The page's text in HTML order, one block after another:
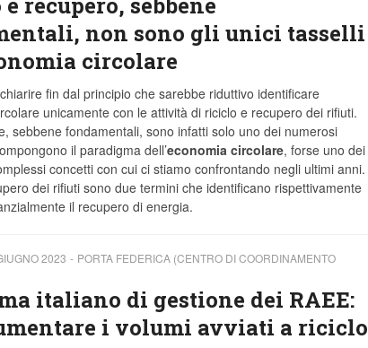
non sono gli unici tasselli
circolare
fin dal principio che sarebbe riduttivo identificare
unicamente con le attività di riciclo e recupero dei rifiuti.
sebbene fondamentali, sono infatti solo uno dei numerosi
il paradigma dell’economia circolare, forse uno dei
concetti con cui ci stiamo confrontando negli ultimi anni.
dei rifiuti sono due termini che identificano rispettivamente
il recupero di energia.
2023
PORTA FEDERICA (CENTRO DI COORDINAMENTO
italiano di gestione dei RAEE:
i volumi avviati a riciclo